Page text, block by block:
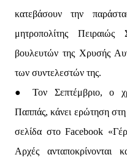
κατεβάσουν την
μητροπολίτης
βουλευτών της Χρυσής
των συντελεστών της.
● Τον Σεπτέμβριο, ο
Παππάς, κάνει ερώτηση
σελίδα στο Facebook
Αρχές ανταποκρίνονται